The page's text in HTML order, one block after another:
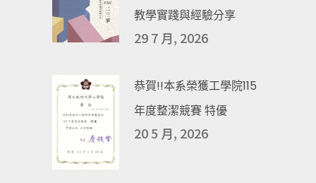
教學實踐與經驗分享
29 7 月, 2026
恭賀!!本系榮獲工學院115
年度整潔競賽 特優
20 5 月, 2026